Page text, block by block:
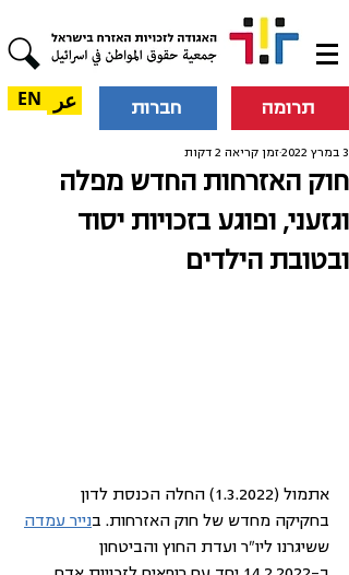
תרומה חברות عر EN
חוק האזרחות החדש מפלה
וגזעני, ופוגע בזכויות יסוד
ובטובת הילדים
3 במרץ 2022 זמן קריאה 2 דקות
אתמול (1.3.2022) החלה הכנסת לדון
בחקיקה מחדש של חוק האזרחות. בנייר עמדה
ששיגרנו ליו"ר ועדת החוץ והביטחון